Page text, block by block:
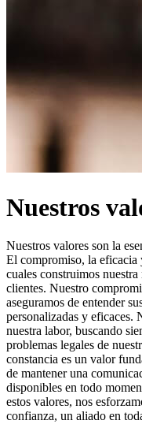
Nuestros
Nuestros valores son la
El compromiso, la eficacia
cuales construimos
clientes. Nuestro
aseguramos de entender
personalizadas y eficaces.
nuestra labor, buscando
problemas legales de
constancia es un valor
de mantener una
disponibles en todo
estos valores, nos
confianza, un aliado en